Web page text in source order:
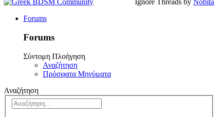
Ignore Threads by Nobita
Forums
Forums
Σύντομη Πλοήγηση
Αναζήτηση
Πρόσφατα Μηνύματα
Αναζήτηση